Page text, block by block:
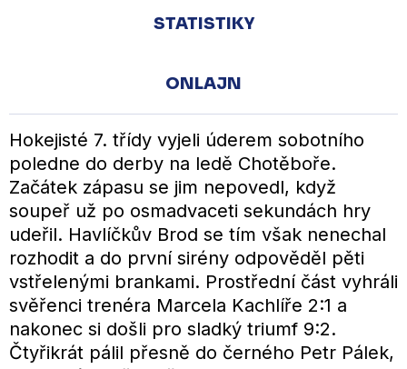
STATISTIKY
ONLAJN
Hokejisté 7. třídy vyjeli úderem sobotního
poledne do derby na ledě Chotěboře.
Začátek zápasu se jim nepovedl, když
soupeř už po osmadvaceti sekundách hry
udeřil. Havlíčkův Brod se tím však nenechal
rozhodit a do první sirény odpověděl pěti
vstřelenými brankami. Prostřední část vyhráli
svěřenci trenéra Marcela Kachlíře 2:1 a
nakonec si došli pro sladký triumf 9:2.
Čtyřikrát pálil přesně do černého Petr Pálek,